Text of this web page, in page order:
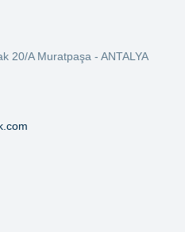
20/A Muratpaşa - ANTALYA